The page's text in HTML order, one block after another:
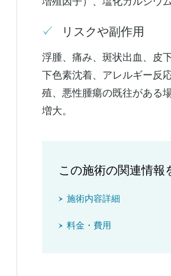
リスクや副作用
浮腫、痛み、斑状出血、皮
下色素沈着、アレルギー反
殖、悪性腫瘍の既往がある
増大。
この施術の関連情報
施術内容詳細
料金・費用